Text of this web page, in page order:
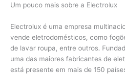
Um pouco mais sobre a Electrolux
Electrolux é uma empresa
vende eletrodomésticos, como
de lavar roupa, entre outros.
uma das maiores fabricantes de
está presente em mais de 150